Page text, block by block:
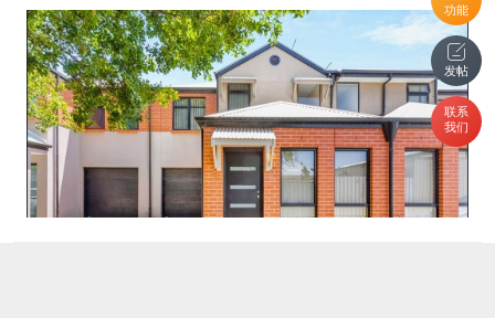
功能
发帖
联系
我们